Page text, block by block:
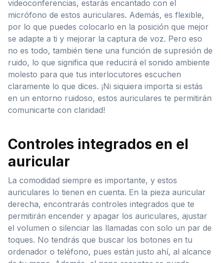
videoconferencias, estarás encantado con el
micrófono de estos auriculares. Además, es flexible,
por lo que puedes colocarlo en la posición que mejor
se adapte a ti y mejorar la captura de voz. Pero eso
no es todo, también tiene una función de supresión de
ruido, lo que significa que reducirá el sonido ambiente
molesto para que tus interlocutores escuchen
claramente lo que dices. ¡Ni siquiera importa si estás
en un entorno ruidoso, estos auriculares te permitirán
comunicarte con claridad!
Controles integrados en el
auricular
La comodidad siempre es importante, y estos
auriculares lo tienen en cuenta. En la pieza auricular
derecha, encontrarás controles integrados que te
permitirán encender y apagar los auriculares, ajustar
el volumen o silenciar las llamadas con solo un par de
toques. No tendrás que buscar los botones en tu
ordenador o teléfono, pues están justo ahí, al alcance